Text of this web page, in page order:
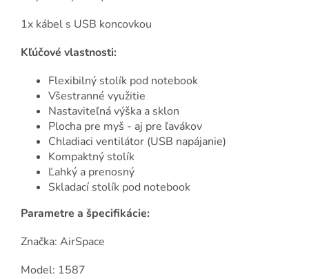
1x kábel s USB koncovkou
Kľúčové vlastnosti:
Flexibilný stolík pod notebook
Všestranné využitie
Nastaviteľná výška a sklon
Plocha pre myš - aj pre ľavákov
Chladiaci ventilátor (USB napájanie)
Kompaktný stolík
Ľahký a prenosný
Skladací stolík pod notebook
Parametre a špecifikácie:
Značka: AirSpace
Model: 1587